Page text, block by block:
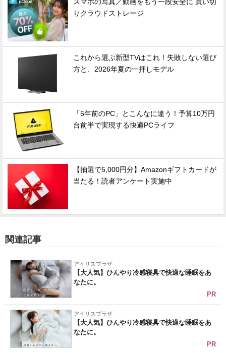
スマホの写真／動画をもう一段安全に 買い切
りクラウドストレージ
これから選ぶ新型TVはこれ！失敗しない選び
方と、2026年夏の一押しモデル
「5年前のPC」とこんなに違う！予算10万円
台前半で実現する快適PCライフ
【抽選で5,000円分】Amazonギフトカードが
当たる！読者アンケート実施中
関連記事
アイリスプラザ
【大人気】ひんやり冷感寝具で快適な睡眠をあ
なたに。
PR
アイリスプラザ
【大人気】ひんやり冷感寝具で快適な睡眠をあ
なたに。
PR